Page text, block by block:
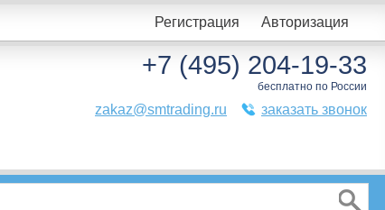
Регистрация Авторизация
+7 (495) 204-19-33
бесплатно по России
zakaz@smtrading.ru заказать звонок